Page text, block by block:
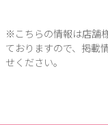
※こちらの情報は店舗
ておりますので、掲載
せください。